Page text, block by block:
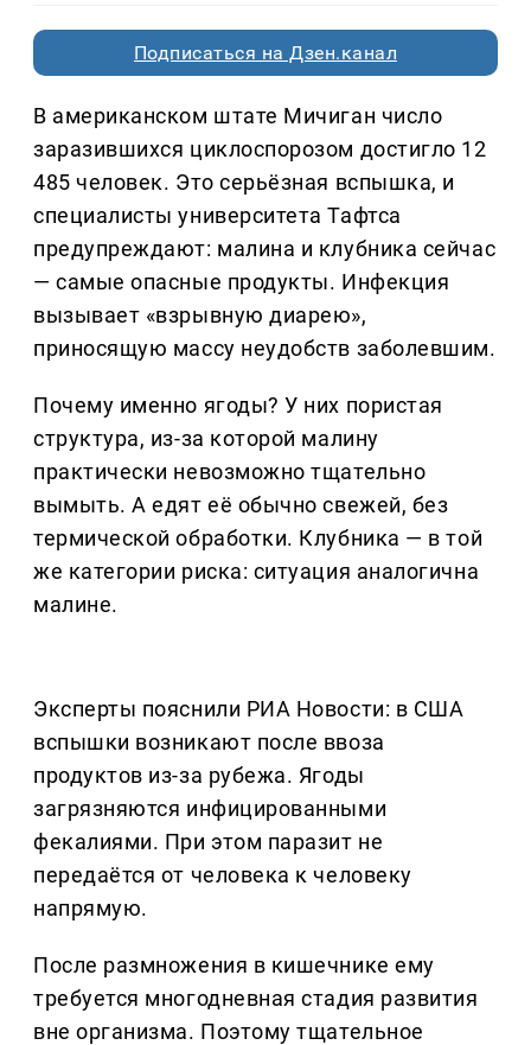
Подписаться на Дзен.канал
В американском штате Мичиган число
заразившихся циклоспорозом достигло 12
485 человек. Это серьёзная вспышка, и
специалисты университета Тафтса
предупреждают: малина и клубника сейчас
— самые опасные продукты. Инфекция
вызывает «взрывную диарею»,
приносящую массу неудобств заболевшим.
Почему именно ягоды? У них пористая
структура, из-за которой малину
практически невозможно тщательно
вымыть. А едят её обычно свежей, без
термической обработки. Клубника — в той
же категории риска: ситуация аналогична
малине.
Эксперты пояснили РИА Новости: в США
вспышки возникают после ввоза
продуктов из-за рубежа. Ягоды
загрязняются инфицированными
фекалиями. При этом паразит не
передаётся от человека к человеку
напрямую.
После размножения в кишечнике ему
требуется многодневная стадия развития
вне организма. Поэтому тщательное